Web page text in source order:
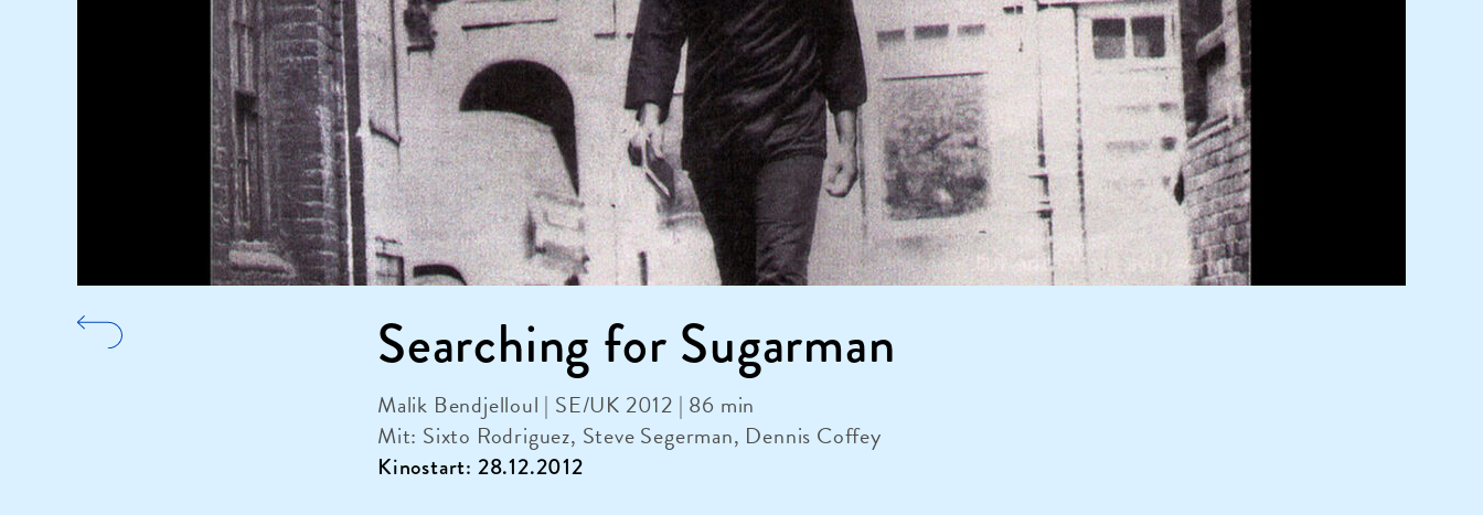
Searching for Sugarman
Malik Bendjelloul | SE/UK 2012 | 86 min
Mit: Sixto Rodriguez, Steve Segerman, Dennis Coffey
Kinostart: 28.12.2012